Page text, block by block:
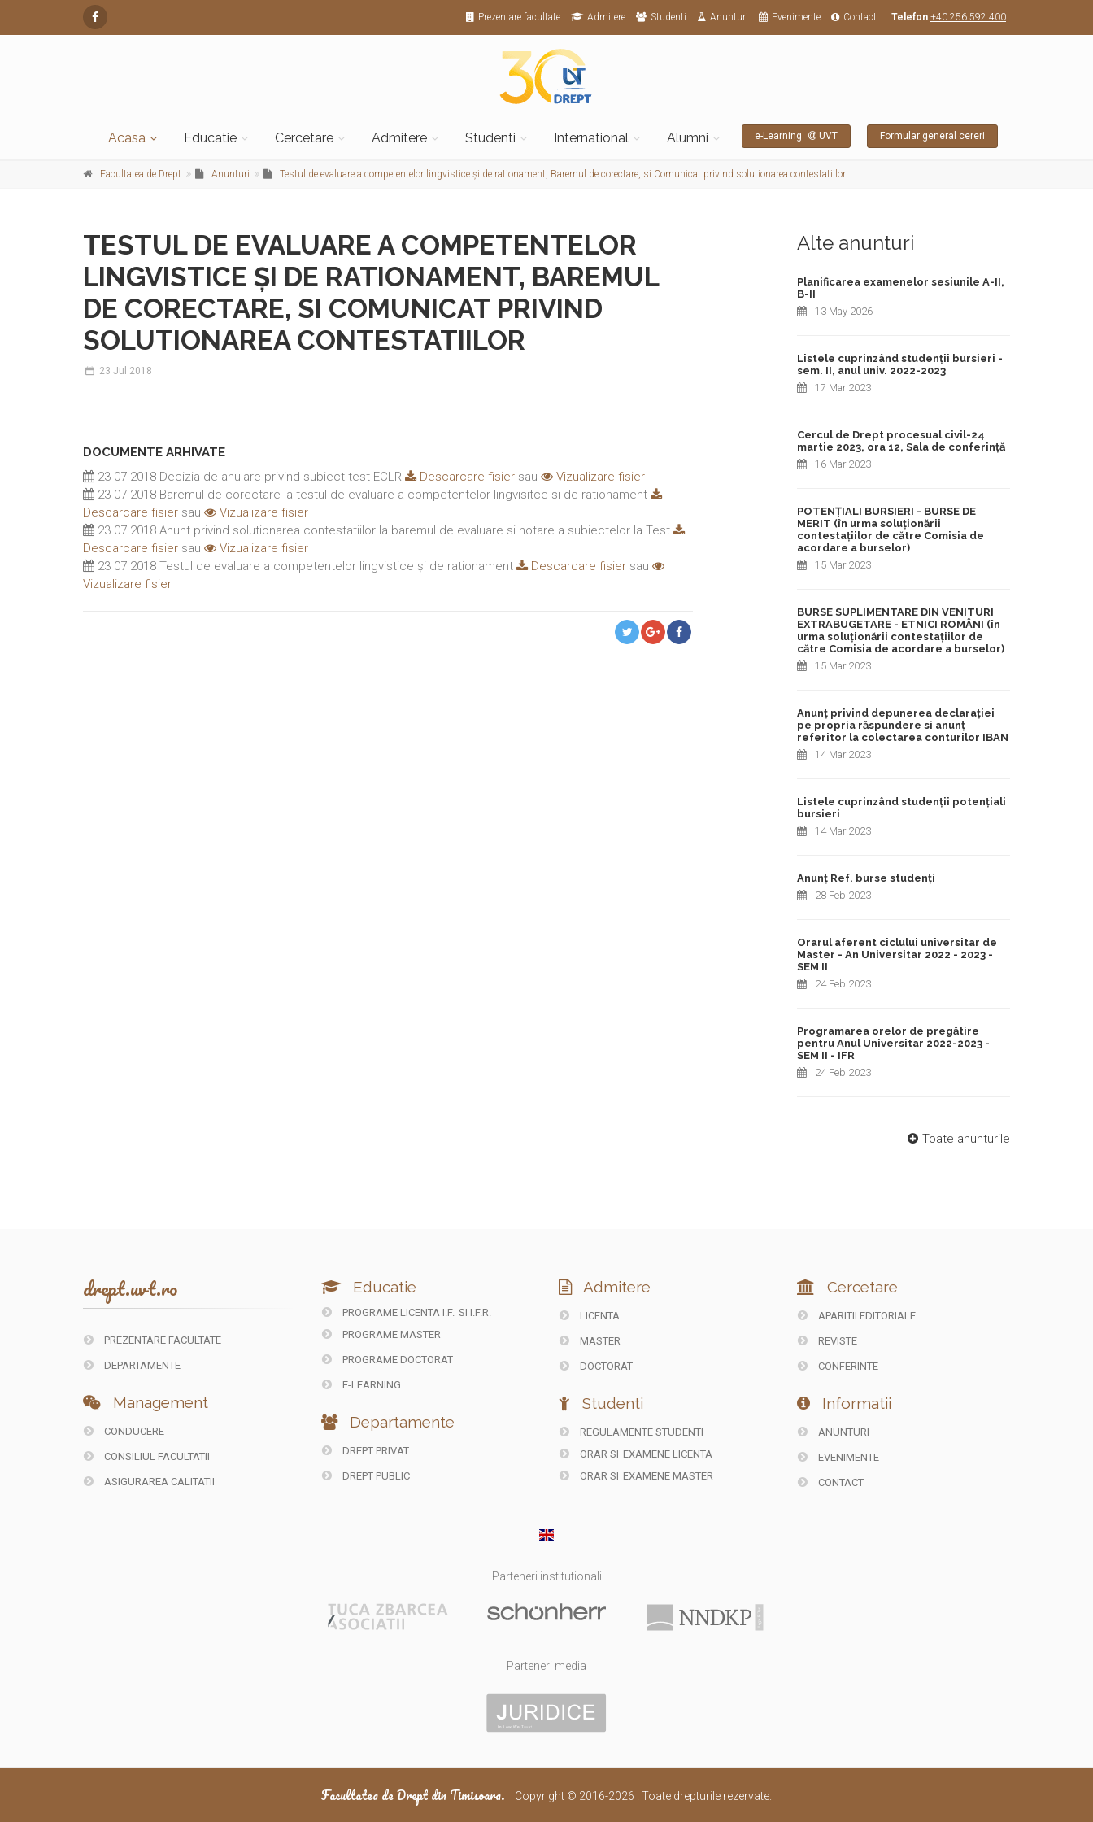
Prezentare facultate Admitere Studenti Anunturi Evenimente Contact Telefon +40 256 592 400
Acasa Educatie Cercetare Admitere Studenti International Alumni e-Learning UVT Formular general cereri
Facultatea de Drept Anunturi Testul de evaluare a competentelor lingvistice și de rationament, Baremul de corectare, si Comunicat privind solutionarea contestatiilor
TESTUL DE EVALUARE A COMPETENTELOR
LINGVISTICE ȘI DE RATIONAMENT, BAREMUL
DE CORECTARE, SI COMUNICAT PRIVIND
SOLUTIONAREA CONTESTATIILOR
23 Jul 2018
DOCUMENTE ARHIVATE
23 07 2018 Decizia de anulare privind subiect test ECLR
Descarcare fisier sau
Vizualizare fisier
23 07 2018 Baremul de corectare la testul de evaluare a competentelor lingvisitce si de rationament
Descarcare fisier sau
Vizualizare fisier
23 07 2018 Anunt privind solutionarea contestatiilor la baremul de evaluare si notare a subiectelor la Test
Descarcare fisier sau
Vizualizare fisier
23 07 2018 Testul de evaluare a competentelor lingvistice și de rationament
Descarcare fisier sau
Vizualizare fisier
Alte anunturi
Planificarea examenelor sesiunile A-II,
B-II
13 May 2026
Listele cuprinzând studenții bursieri -
sem. II, anul univ. 2022-2023
17 Mar 2023
Cercul de Drept procesual civil-24
martie 2023, ora 12, Sala de conferință
16 Mar 2023
POTENȚIALI BURSIERI - BURSE DE
MERIT (în urma soluționării
contestațiilor de către Comisia de
acordare a burselor)
15 Mar 2023
BURSE SUPLIMENTARE DIN VENITURI
EXTRABUGETARE - ETNICI ROMÂNI (în
urma soluționării contestațiilor de
către Comisia de acordare a burselor)
15 Mar 2023
Anunț privind depunerea declarației
pe propria răspundere si anunț
referitor la colectarea conturilor IBAN
14 Mar 2023
Listele cuprinzând studenții potențiali
bursieri
14 Mar 2023
Anunț Ref. burse studenți
28 Feb 2023
Orarul aferent ciclului universitar de
Master - An Universitar 2022 - 2023 -
SEM II
24 Feb 2023
Programarea orelor de pregătire
pentru Anul Universitar 2022-2023 -
SEM II - IFR
24 Feb 2023
Toate anunturile
drept.uvt.ro
PREZENTARE FACULTATE
DEPARTAMENTE
Management
CONDUCERE
CONSILIUL FACULTATII
ASIGURAREA CALITATII
Educatie
PROGRAME LICENTA I.F. SI I.F.R.
PROGRAME MASTER
PROGRAME DOCTORAT
E-LEARNING
Departamente
DREPT PRIVAT
DREPT PUBLIC
Admitere
LICENTA
MASTER
DOCTORAT
Studenti
REGULAMENTE STUDENTI
ORAR SI EXAMENE LICENTA
ORAR SI EXAMENE MASTER
Cercetare
APARITII EDITORIALE
REVISTE
CONFERINTE
Informatii
ANUNTURI
EVENIMENTE
CONTACT
Parteneri institutionali
Parteneri media
Facultatea de Drept din Timisoara. Copyright © 2016-2026 . Toate drepturile rezervate.